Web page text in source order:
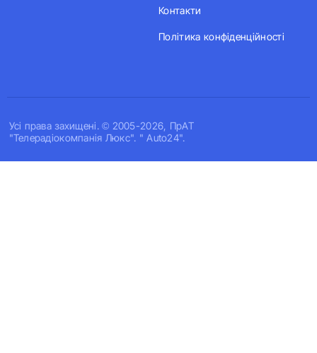
Усi права захищенi. © 2005-2026, ПрАТ
"Телерадіокомпанія Люкс". " Auto24".
Контакти
Політика конфіденційності